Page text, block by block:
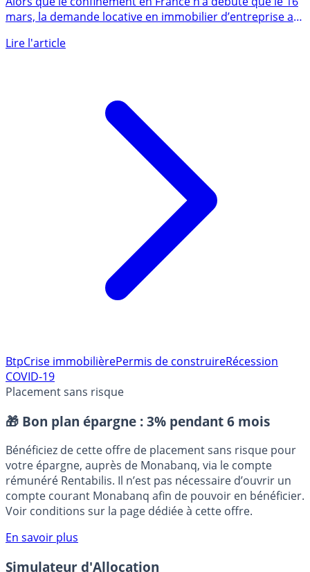
Alors que le confinement en France n’a débuté que le 16
mars, la demande locative en immobilier d’entreprise a
flanché (...)
BtpCrise immobilière
COVID-19
Placement sans risque
🎁 Bon plan épargne : 3% pendant 6 mois
Bénéficiez de cette offre de placement sans risque pour
votre épargne, auprès de Monabanq, via le compte
rémunéré Rentabilis. Il n’est pas nécessaire d’ouvrir un
compte courant Monabanq afin de pouvoir en bénéficier.
Voir conditions sur la page dédiée à cette offre.
En savoir plus